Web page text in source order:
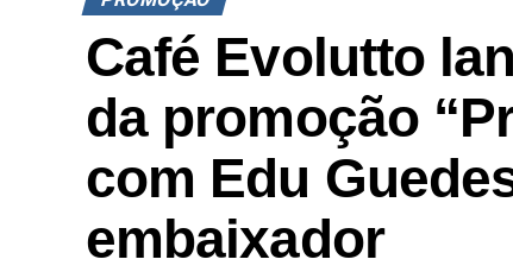
Café Evolutto
da promoção
com Edu
embaixador